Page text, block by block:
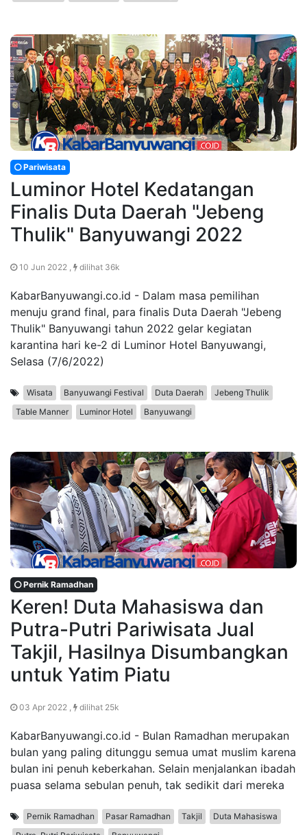
Pariwisata
Luminor Hotel Kedatangan
Finalis Duta Daerah "Jebeng
Thulik" Banyuwangi 2022
10 Jun 2022 , dilihat 36k
KabarBanyuwangi.co.id - Dalam masa pemilihan
menuju grand final, para finalis Duta Daerah "Jebeng
Thulik" Banyuwangi tahun 2022 gelar kegiatan
karantina hari ke-2 di Luminor Hotel Banyuwangi,
Selasa (7/6/2022)
Wisata Banyuwangi Festival Duta Daerah
Jebeng Thulik
Table Manner
Luminor Hotel Banyuwangi
Pernik Ramadhan
Keren! Duta Mahasiswa dan
Putra-Putri Pariwisata Jual
Takjil, Hasilnya Disumbangkan
untuk Yatim Piatu
03 Apr 2022 , dilihat 25k
KabarBanyuwangi.co.id - Bulan Ramadhan merupakan
bulan yang paling ditunggu semua umat muslim karena
bulan ini penuh keberkahan. Selain menjalankan ibadah
puasa selama sebulan penuh, tak sedikit dari mereka
Pernik Ramadhan Pasar Ramadhan Takjil
Duta Mahasiswa